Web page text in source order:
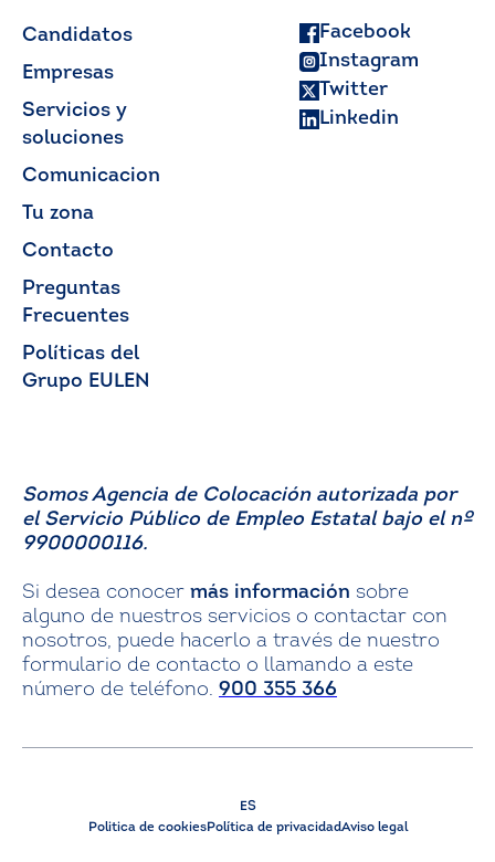
Candidatos
Empresas
Servicios y
soluciones
Comunicacion
Tu zona
Contacto
Preguntas
Frecuentes
Políticas del
Grupo EULEN
Facebook
Instagram
Twitter
Linkedin
Somos Agencia de Colocación autorizada por
el Servicio Público de Empleo Estatal bajo el nº
9900000116.
Si desea conocer más información sobre
alguno de nuestros servicios o contactar con
nosotros, puede hacerlo a través de nuestro
formulario de contacto o llamando a este
número de teléfono. 900 355 366
ES
Politica de cookiesPolítica de privacidadAviso legal